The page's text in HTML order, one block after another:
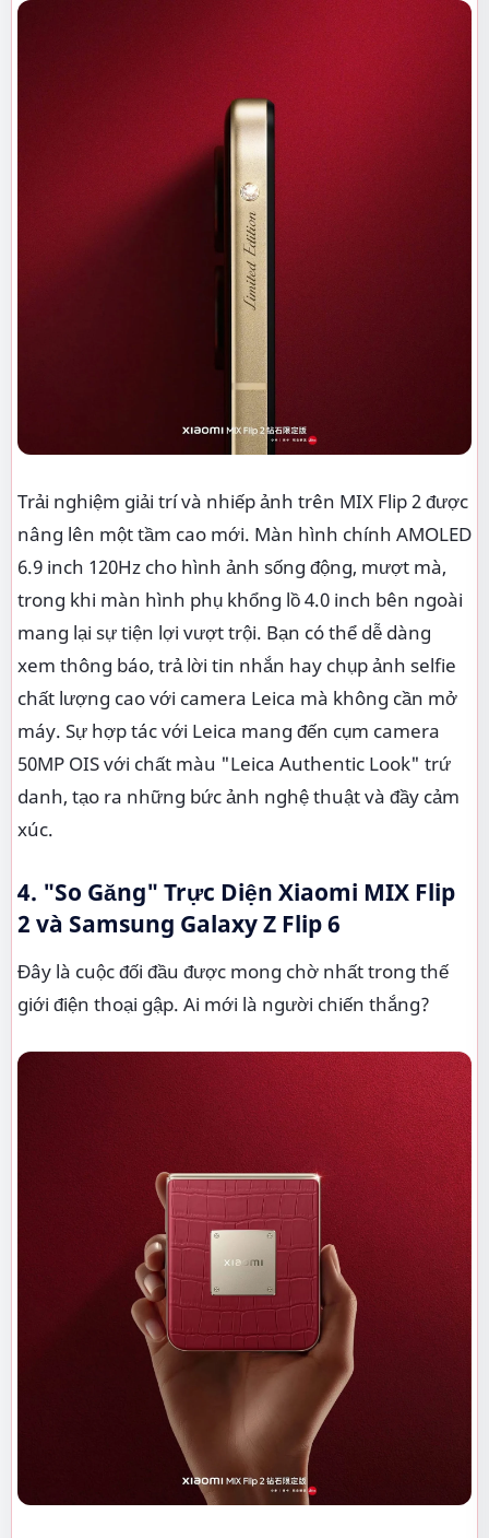
Trải nghiệm giải trí và nhiếp ảnh trên MIX Flip 2 được
nâng lên một tầm cao mới. Màn hình chính AMOLED
6.9 inch 120Hz cho hình ảnh sống động, mượt mà,
trong khi màn hình phụ khổng lồ 4.0 inch bên ngoài
mang lại sự tiện lợi vượt trội. Bạn có thể dễ dàng
xem thông báo, trả lời tin nhắn hay chụp ảnh selfie
chất lượng cao với camera Leica mà không cần mở
máy. Sự hợp tác với Leica mang đến cụm camera
50MP OIS với chất màu "Leica Authentic Look" trứ
danh, tạo ra những bức ảnh nghệ thuật và đầy cảm
xúc.
4. "So Găng" Trực Diện Xiaomi MIX Flip
2 và Samsung Galaxy Z Flip 6
Đây là cuộc đối đầu được mong chờ nhất trong thế
giới điện thoại gập. Ai mới là người chiến thắng?